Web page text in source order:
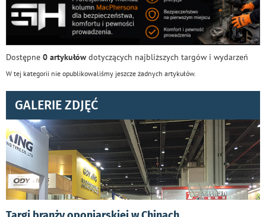
Dostępne 0 artykułów dotyczących najbliższych targów i wydarzeń
W tej kategorii nie opublikowaliśmy jeszcze żadnych artykułów.
GALERIE ZDJĘĆ